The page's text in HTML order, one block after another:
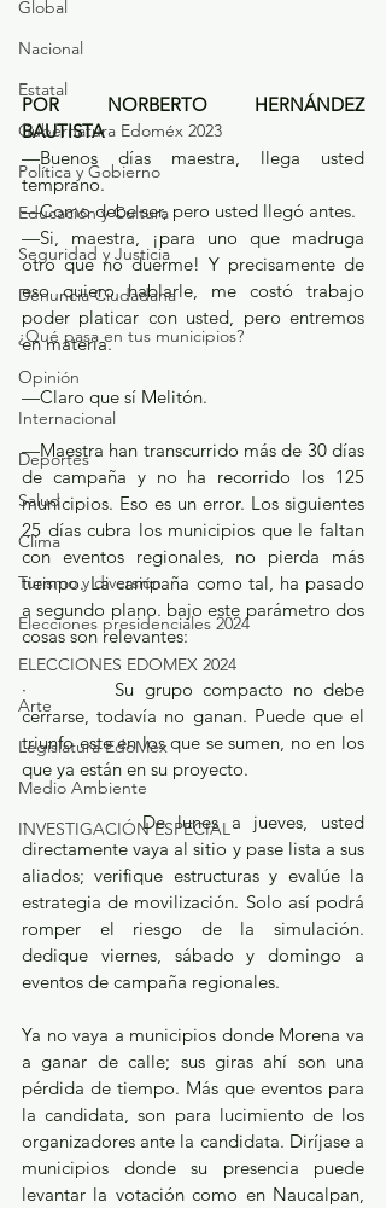
Global
Nacional
Estatal
Gubernatura Edoméx 2023
Política y Gobierno
Educación y Cultura
Seguridad y Justicia
Denuncia Ciudadana
¿Qué pasa en tus municipios?
Opinión
Internacional
Deportes
Salud
Clima
Turismo y diversión
Elecciones presidenciales 2024
ELECCIONES EDOMEX 2024
Arte
Legislatura EdoMéx
Medio Ambiente
INVESTIGACIÓN ESPECIAL
POR NORBERTO HERNÁNDEZ
BAUTISTA
—Buenos días maestra, llega usted
temprano.
—Como debe ser, pero usted llegó antes.
—Si, maestra, ¡para uno que madruga
otro que no duerme! Y precisamente de
eso quiero hablarle, me costó trabajo
poder platicar con usted, pero entremos
en materia.
—Claro que sí Melitón.
—Maestra han transcurrido más de 30 días
de campaña y no ha recorrido los 125
municipios. Eso es un error. Los siguientes
25 días cubra los municipios que le faltan
con eventos regionales, no pierda más
tiempo. La campaña como tal, ha pasado
a segundo plano. bajo este parámetro dos
cosas son relevantes:
·         Su grupo compacto no debe
cerrarse, todavía no ganan. Puede que el
triunfo este en los que se sumen, no en los
que ya están en su proyecto.
·         De lunes a jueves, usted
directamente vaya al sitio y pase lista a sus
aliados; verifique estructuras y evalúe la
estrategia de movilización. Solo así podrá
romper el riesgo de la simulación.
dedique viernes, sábado y domingo a
eventos de campaña regionales.
Ya no vaya a municipios donde Morena va
a ganar de calle; sus giras ahí son una
pérdida de tiempo. Más que eventos para
la candidata, son para lucimiento de los
organizadores ante la candidata. Diríjase a
municipios donde su presencia puede
levantar la votación como en Naucalpan,